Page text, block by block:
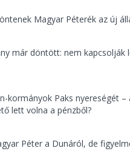
Magyar Péterék az új
már döntött: nem kapcsolják
kormányok Paks nyereségét –
lett volna a pénzből?
Péter a Dunáról, de